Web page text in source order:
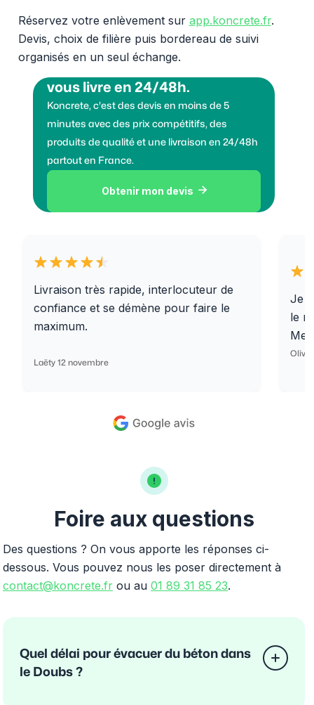
Réservez votre enlèvement sur app.koncrete.fr.
Devis, choix de filière puis bordereau de suivi
organisés en un seul échange.
vous livre en 24/48h.
Koncrete, c'est des devis en moins de 5
minutes avec des prix compétitifs, des
produits de qualité et une livraison en 24/48h
partout en France.
Obtenir mon devis 
Livraison très rapide, interlocuteur de
confiance et se démène pour faire le
maximum.
Laëty 12 novembre
Je
le
Foire aux questions
Des questions ? On vous apporte les réponses ci-
dessous. Vous pouvez nous les poser directement à
contact@koncrete.fr ou au 01 89 31 85 23.
Quel délai pour évacuer du béton dans
le Doubs ?